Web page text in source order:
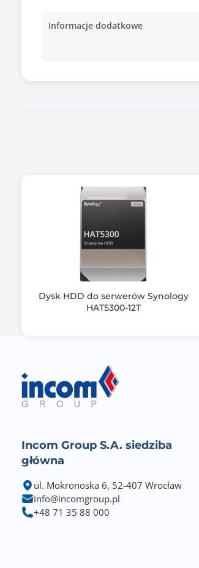
Informacje dodatkowe
Dysk HDD do serwerów Synology
HAT5300-12T
Incom Group S.A. siedziba
główna
ul. Mokronoska 6, 52-407 Wrocław
info@incomgroup.pl
+48 71 35 88 000